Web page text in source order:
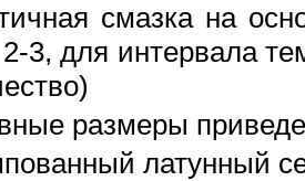
смазка на
3, для интервала
размеры
латунный